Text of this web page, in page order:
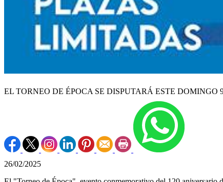
EL TORNEO DE ÉPOCA SE DISPUTARÁ ESTE
26/02/2025